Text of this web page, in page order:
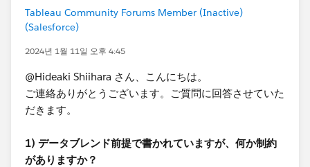
このあたりご検討はされておりますか？​
appreciate it if you could choose the best answer or
upvote.
Tableau Community Forums Member (Inactive)
(Salesforce)
2024년 1월 11일 오후 4:45
@Hideaki Shiihara​ さん、こんにちは。
ご連絡ありがとうございます。ご質問に回答させていた
だきます。
1) データブレンド前提で書かれていますが、何か制約
がありますか？